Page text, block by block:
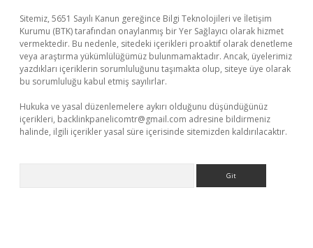
Sitemiz, 5651 Sayılı Kanun gereğince Bilgi Teknolojileri ve İletişim
Kurumu (BTK) tarafından onaylanmış bir Yer Sağlayıcı olarak hizmet
vermektedir. Bu nedenle, sitedeki içerikleri proaktif olarak denetleme
veya araştırma yükümlülüğümüz bulunmamaktadır. Ancak, üyelerimiz
yazdıkları içeriklerin sorumluluğunu taşımakta olup, siteye üye olarak
bu sorumluluğu kabul etmiş sayılırlar.
Hukuka ve yasal düzenlemelere aykırı olduğunu düşündüğünüz
içerikleri, backlinkpanelicomtr@gmail.com adresine bildirmeniz
halinde, ilgili içerikler yasal süre içerisinde sitemizden kaldırılacaktır.